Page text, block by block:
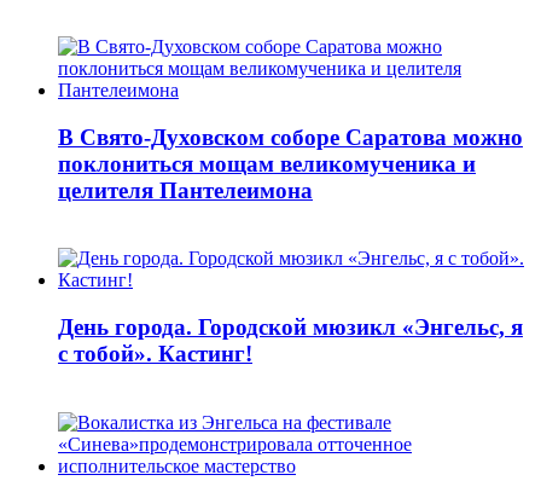
В Свято-Духовском соборе Саратова можно
поклониться мощам великомученика и
целителя Пантелеимона
День города. Городской мюзикл «Энгельс, я
с тобой». Кастинг!